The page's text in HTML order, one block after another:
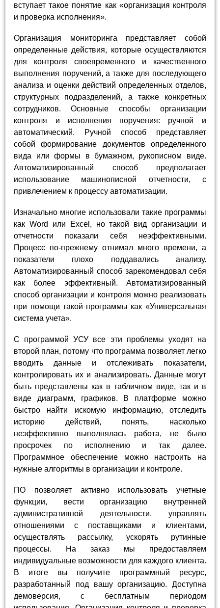
вступает такое понятие как «организация контроля
и проверка исполнения».
Организация мониторинга представляет собой
определенные действия, которые осуществляются
для контроля своевременного и качественного
выполнения поручений, а также для последующего
анализа и оценки действий определенных отделов,
структурных подразделений, а также конкретных
сотрудников. Основные способы организации
контроля и исполнения поручения: ручной и
автоматический. Ручной способ представляет
собой формирование документов определенного
вида или формы в бумажном, рукописном виде.
Автоматизированный способ предполагает
использование машинописной отчетности, с
привлечением к процессу автоматизации.
Изначально многие использовали такие программы
как Word или Excel, но такой вид организации и
отчетности показали себя неэффективными.
Процесс по-прежнему отнимал много времени, а
показатели плохо поддавались анализу.
Автоматизированный способ зарекомендовал себя
как более эффективный. Автоматизированный
способ организации и контроля можно реализовать
при помощи такой программы как «Универсальная
система учета».
С программой УСУ все эти проблемы уходят на
второй план, потому что программа позволяет легко
вводить данные и отслеживать показатели,
контролировать их и анализировать. Данные могут
быть представлены как в табличном виде, так и в
виде диаграмм, графиков. В платформе можно
быстро найти искомую информацию, отследить
историю действий, понять, насколько
неэффективно выполнялась работа, не было
просрочек по исполнению и так далее.
Программное обеспечение можно настроить на
нужные алгоритмы в организации и контроле.
ПО позволяет активно использовать учетные
функции, вести организацию внутренней
административной деятельности, управлять
отношениями с поставщиками и клиентами,
осуществлять рассылку, ускорять рутинные
процессы. На заказ мы предоставляем
индивидуальные возможности для каждого клиента.
В итоге вы получите программный ресурс,
разработанный под вашу организацию. Доступна
демоверсия, с бесплатным периодом